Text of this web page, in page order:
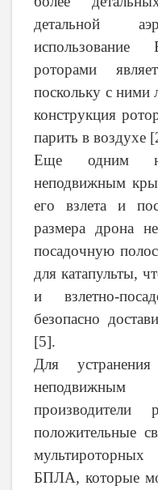
детальной
роторами
поскольку с ними
конструкция
парить в воздухе
Еще одним
неподвижным
его взлета и
размера дрона
посадочную
для катапульты,
и взлетно-
безопасно
[5].
Для
положительные
БПЛА, которые